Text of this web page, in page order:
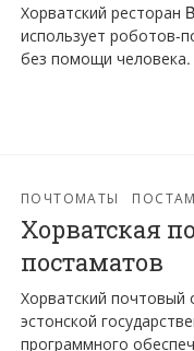
Хорватский ресторан
использует роботов-
без помощи человека.
ПОЧТОМАТЫ
Хорватская
постаматов
Хорватский почтовый
эстонской
программного